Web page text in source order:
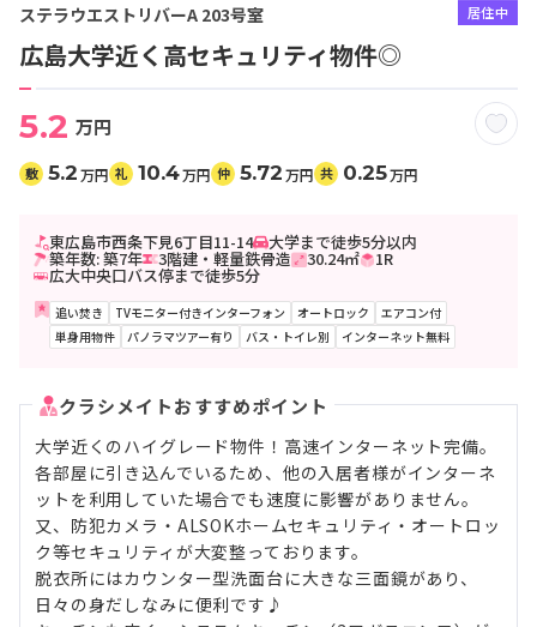
ステラウエストリバーA 203号室
広島大学近く高セキュリティ物件◎
居住中
5.2 万円
敷 5.2万円 礼 10.4万円 仲 5.72万円 共 0.25万円
東広島市西条下見6丁目11-14 大学まで徒歩5分以内
築年数: 築7年 3階建・軽量鉄骨造 30.24㎡ 1R
広大中央口バス停まで徒歩5分
追い焚き TVモニター付きインターフォン オートロック
エアコン付
単身用物件
パノラマツアー有り バス・トイレ別 インターネット無料
クラシメイトおすすめポイント
大学近くのハイグレード物件！高速インターネット完備。
各部屋に引き込んでいるため、他の入居者様がインターネ
ットを利用していた場合でも速度に影響がありません。
又、防犯カメラ・ALSOKホームセキュリティ・オートロッ
ク等セキュリティが大変整っております。
脱衣所にはカウンター型洗面台に大きな三面鏡があり、
日々の身だしなみに便利です♪